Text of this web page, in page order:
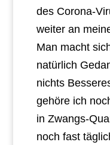
des Corona-
weiter an
Man macht
natürlich
nichts
gehöre ich
in Zwangs-
noch fast